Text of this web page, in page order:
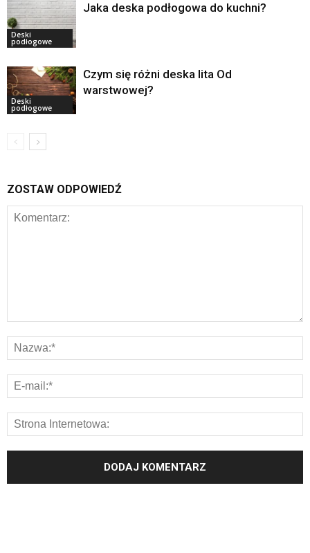
Deski
podłogowe
Jaka deska podłogowa do kuchni?
Deski
podłogowe
Czym się różni deska lita Od
warstwowej?
ZOSTAW ODPOWIEDŹ